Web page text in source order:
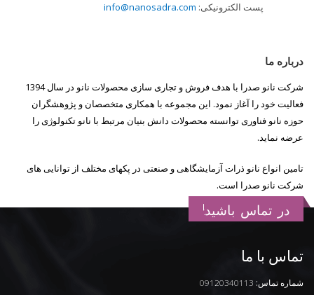
پست الکترونیکی: info@nanosadra.com
درباره ما
شرکت نانو صدرا با هدف فروش و تجاری سازی محصولات نانو در سال 1394
فعالیت خود را آغاز نمود. این مجموعه با همکاری متخصصان و پژوهشگران
حوزه نانو فناوری توانسته محصولات دانش بنیان مرتبط با نانو تکنولوژی را
عرضه نماید.
تامین انواع نانو ذرات آزمایشگاهی و صنعتی در پکهای مختلف از توانایی های
شرکت نانو صدرا است.
در تماس باشید!
تماس با ما
شماره تماس: 09120340113